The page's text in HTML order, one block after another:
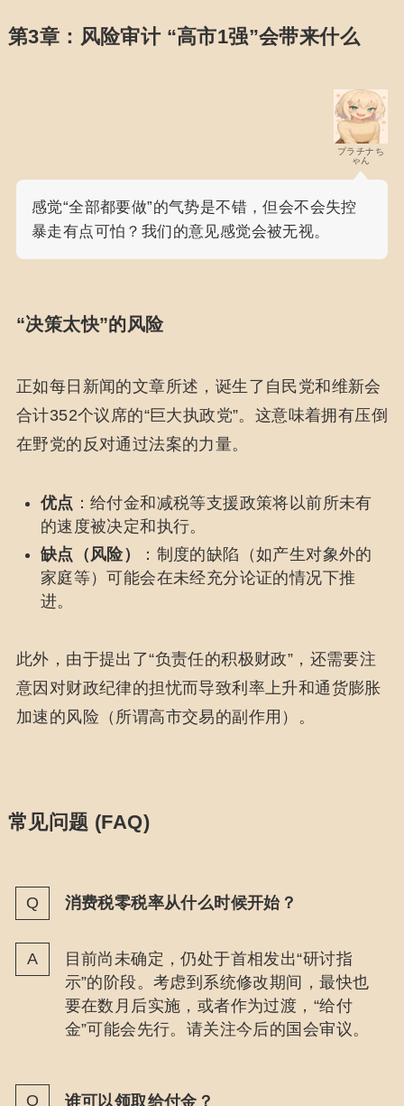
第3章：风险审计 “高市1强”会带来什么
プラチナち
ゃん
感觉“全部都要做”的气势是不错，但会不会失控
暴走有点可怕？我们的意见感觉会被无视。
“决策太快”的风险
正如每日新闻的文章所述，诞生了自民党和维新会
合计352个议席的“巨大执政党”。这意味着拥有压倒
在野党的反对通过法案的力量。
优点 ：给付金和减税等支援政策将以前所未有
的速度被决定和执行。
缺点（风险）
：制度的缺陷（如产生对象外的
家庭等）可能会在未经充分论证的情况下推
进。
此外，由于提出了“负责任的积极财政”，还需要注
意因对财政纪律的担忧而导致利率上升和通货膨胀
加速的风险（所谓高市交易的副作用）。
常见问题 (FAQ)
消费税零税率从什么时候开始？
目前尚未确定，仍处于首相发出“研讨指
示”的阶段。考虑到系统修改期间，最快也
要在数月后实施，或者作为过渡，“给付
金”可能会先行。请关注今后的国会审议。
谁可以领取给付金？